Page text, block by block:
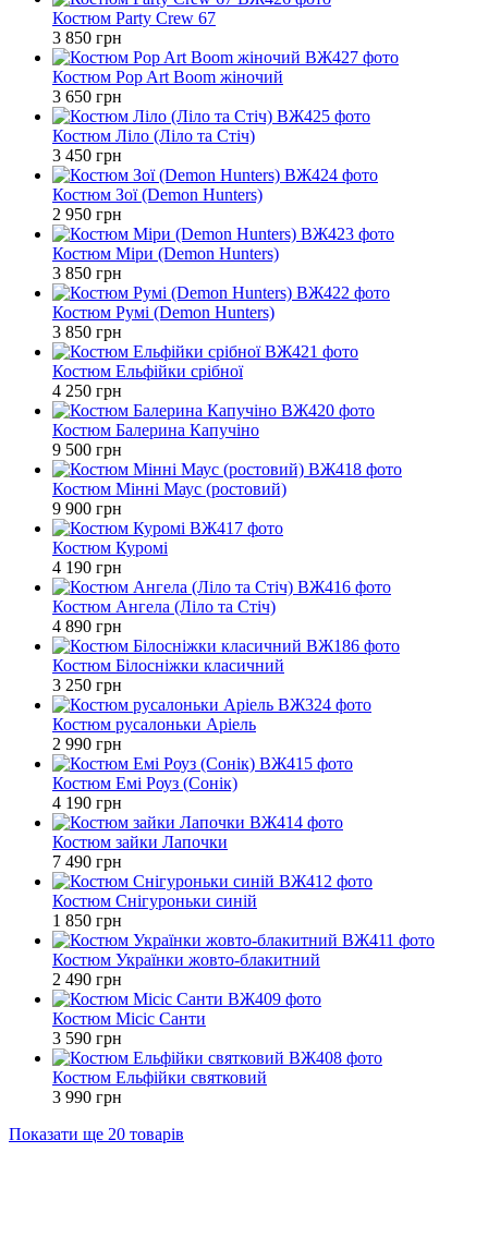
Костюм Party Crew 67
3 850 грн
Костюм Pop Art Boom жіночий
3 650 грн
Костюм Ліло (Ліло та Стіч)
3 450 грн
Костюм Зої (Demon Hunters)
2 950 грн
Костюм Міри (Demon Hunters)
3 850 грн
Костюм Румі (Demon Hunters)
3 850 грн
Костюм Ельфійки срібної
4 250 грн
Костюм Балерина Капучіно
9 500 грн
Костюм Мінні Маус (ростовий)
9 900 грн
Костюм Куромі
4 190 грн
Костюм Ангела (Ліло та Стіч)
4 890 грн
Костюм Білосніжки класичний
3 250 грн
Костюм русалоньки Аріель
2 990 грн
Костюм Емі Роуз (Сонік)
4 190 грн
Костюм зайки Лапочки
7 490 грн
Костюм Снігуроньки синій
1 850 грн
Костюм Українки жовто-блакитний
2 490 грн
Костюм Місіс Санти
3 590 грн
Костюм Ельфійки святковий
3 990 грн
Показати ще 20 товарів